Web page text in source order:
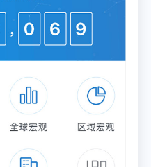
设计师非常出名，又或
价格更是高得惊人。比
随后在拍卖中，拍卖价
约111万元），成为了
木熊。